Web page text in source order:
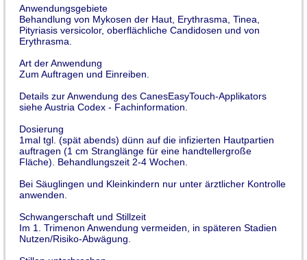
Anwendungsgebiete
Behandlung von Mykosen der Haut, Erythrasma, Tinea,
Pityriasis versicolor, oberflächliche Candidosen und von
Erythrasma.
Art der Anwendung
Zum Auftragen und Einreiben.
Details zur Anwendung des CanesEasyTouch-Applikators
siehe Austria Codex - Fachinformation.
Dosierung
1mal tgl. (spät abends) dünn auf die infizierten Hautpartien
auftragen (1 cm Stranglänge für eine handtellergroße
Fläche). Behandlungszeit 2-4 Wochen.
Bei Säuglingen und Kleinkindern nur unter ärztlicher Kontrolle
anwenden.
Schwangerschaft und Stillzeit
Im 1. Trimenon Anwendung vermeiden, in späteren Stadien
Nutzen/Risiko-Abwägung.